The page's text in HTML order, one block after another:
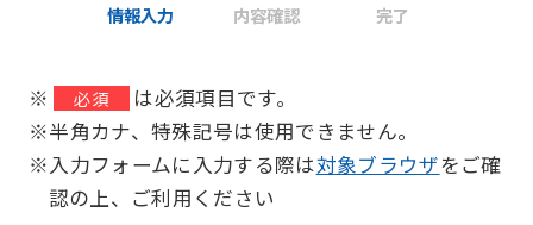
情報入力 内容確認 完了
※ 必須
は必須項目です。
※半角カナ、特殊記号は使用できません。
※入力フォームに入力する際は対象ブラウザをご確
認の上、ご利用ください